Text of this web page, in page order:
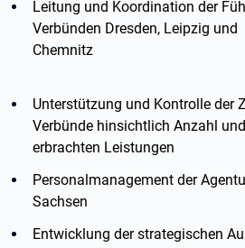
Leitung und Koordination der
Verbünden Dresden, Leipzig und
Unterstützung und Kontrolle der
Verbünde hinsichtlich Anzahl
erbrachten Leistungen
Personalmanagement der
Sachsen
Entwicklung der strategischen